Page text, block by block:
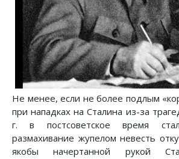
Не менее, если не более подлым
при нападках на Сталина из-за
г. в постсоветское время
размахивание жупелом невесть
якобы начертанной рукой